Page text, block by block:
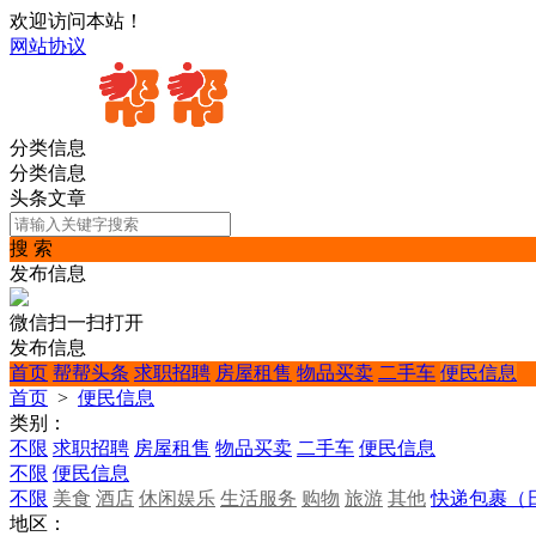
欢迎访问本站！
网站协议
分类信息
分类信息
头条文章
搜 索
发布信息
微信扫一扫打开
发布信息
首页 帮帮头条 求职招聘 房屋租售 物品买卖 二手车 便民信息
首页 > 便民信息
类别：
不限 求职招聘 房屋租售 物品买卖 二手车 便民信息
不限 便民信息
不限 美食 酒店 休闲娱乐 生活服务 购物 旅游 其他 快递包裹（
地区：